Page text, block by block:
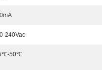
240Vac
50℃